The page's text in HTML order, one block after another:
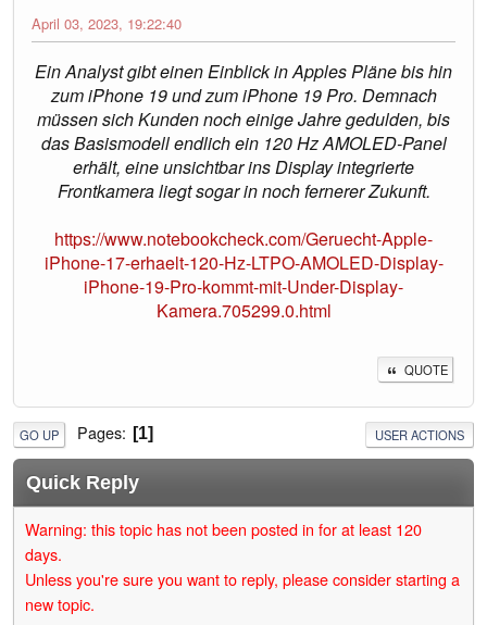
April 03, 2023, 19:22:40
Ein Analyst gibt einen Einblick in Apples Pläne bis hin
zum iPhone 19 und zum iPhone 19 Pro. Demnach
müssen sich Kunden noch einige Jahre gedulden, bis
das Basismodell endlich ein 120 Hz AMOLED-Panel
erhält, eine unsichtbar ins Display integrierte
Frontkamera liegt sogar in noch fernerer Zukunft.
https://www.notebookcheck.com/Geruecht-Apple-
iPhone-17-erhaelt-120-Hz-LTPO-AMOLED-Display-
iPhone-19-Pro-kommt-mit-Under-Display-
Kamera.705299.0.html
QUOTE
GO UP Pages 1 USER ACTIONS
Quick Reply
Warning: this topic has not been posted in for at least 120
days.
Unless you're sure you want to reply, please consider starting a
new topic.